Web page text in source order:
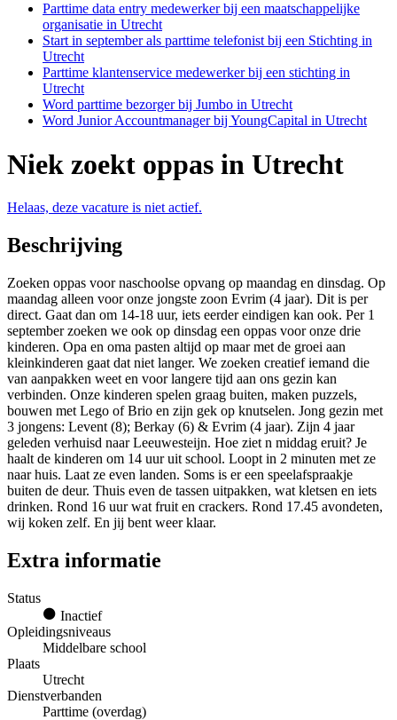
Parttime data entry medewerker bij een maatschappelijke
organisatie in Utrecht
Start in september als parttime telefonist bij een Stichting in
Utrecht
Parttime klantenservice medewerker bij een stichting in
Utrecht
Word parttime bezorger bij Jumbo in Utrecht
Word Junior Accountmanager bij YoungCapital in Utrecht
Niek zoekt oppas in Utrecht
Helaas, deze vacature is niet actief.
Beschrijving
Zoeken oppas voor naschoolse opvang op maandag en dinsdag. Op
maandag alleen voor onze jongste zoon Evrim (4 jaar). Dit is per
direct. Gaat dan om 14-18 uur, iets eerder eindigen kan ook. Per 1
september zoeken we ook op dinsdag een oppas voor onze drie
kinderen. Opa en oma pasten altijd op maar met de groei aan
kleinkinderen gaat dat niet langer. We zoeken creatief iemand die
van aanpakken weet en voor langere tijd aan ons gezin kan
verbinden. Onze kinderen spelen graag buiten, maken puzzels,
bouwen met Lego of Brio en zijn gek op knutselen. Jong gezin met
3 jongens: Levent (8); Berkay (6) & Evrim (4 jaar). Zijn 4 jaar
geleden verhuisd naar Leeuwesteijn. Hoe ziet n middag eruit? Je
haalt de kinderen om 14 uur uit school. Loopt in 2 minuten met ze
naar huis. Laat ze even landen. Soms is er een speelafspraakje
buiten de deur. Thuis even de tassen uitpakken, wat kletsen en iets
drinken. Rond 16 uur wat fruit en crackers. Rond 17.45 avondeten,
wij koken zelf. En jij bent weer klaar.
Extra informatie
Status
Inactief
Opleidingsniveaus
Middelbare school
Plaats
Utrecht
Dienstverbanden
Parttime (overdag)